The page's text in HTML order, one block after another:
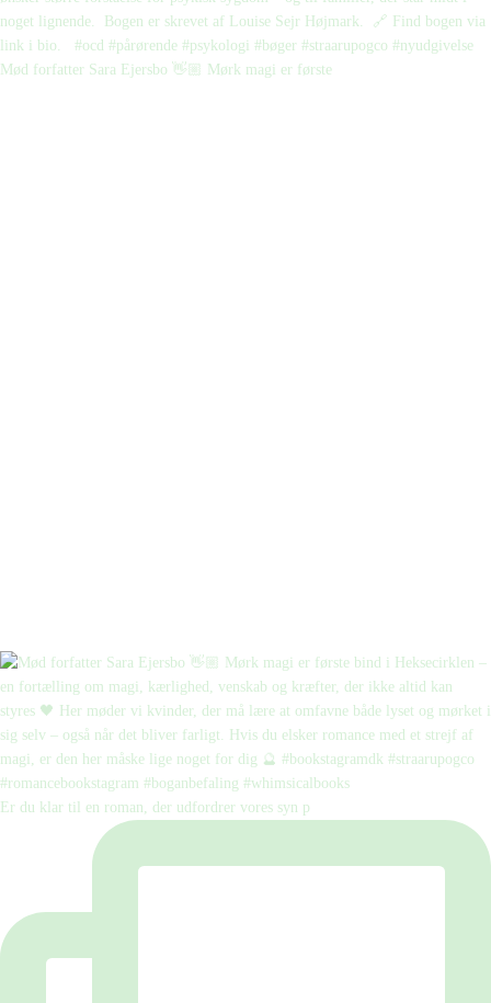
Mød forfatter Sara Ejersbo 👋🏼 Mørk magi er første
Er du klar til en roman, der udfordrer vores syn p